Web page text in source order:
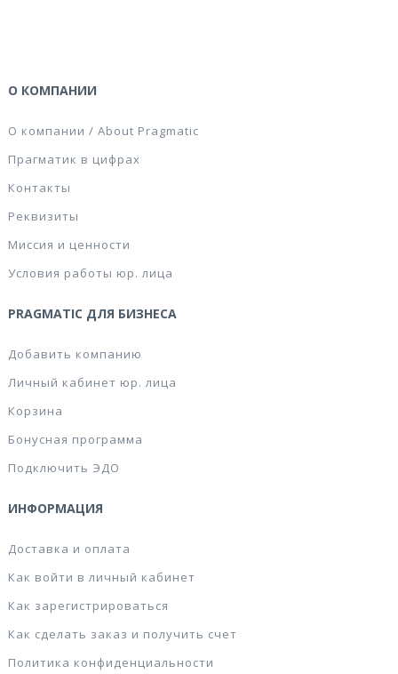
О КОМПАНИИ
О компании / About Pragmatic
Прагматик в цифрах
Контакты
Реквизиты
Миссия и ценности
Условия работы юр. лица
PRAGMATIC ДЛЯ БИЗНЕСА
Добавить компанию
Личный кабинет юр. лица
Корзина
Бонусная программа
Подключить ЭДО
ИНФОРМАЦИЯ
Доставка и оплата
Как войти в личный кабинет
Как зарегистрироваться
Как сделать заказ и получить счет
Политика конфиденциальности